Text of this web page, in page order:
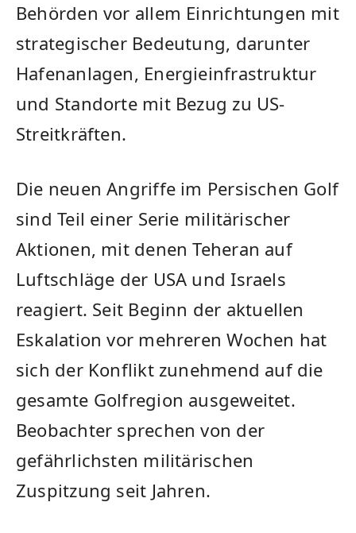
Behörden vor allem Einrichtungen mit
strategischer Bedeutung, darunter
Hafenanlagen, Energieinfrastruktur
und Standorte mit Bezug zu US-
Streitkräften.
Die neuen Angriffe im Persischen Golf
sind Teil einer Serie militärischer
Aktionen, mit denen Teheran auf
Luftschläge der USA und Israels
reagiert. Seit Beginn der aktuellen
Eskalation vor mehreren Wochen hat
sich der Konflikt zunehmend auf die
gesamte Golfregion ausgeweitet.
Beobachter sprechen von der
gefährlichsten militärischen
Zuspitzung seit Jahren.